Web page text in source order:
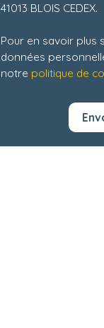
41013 BLOIS CEDEX.
Pour en savoir plus
données
notre politique de